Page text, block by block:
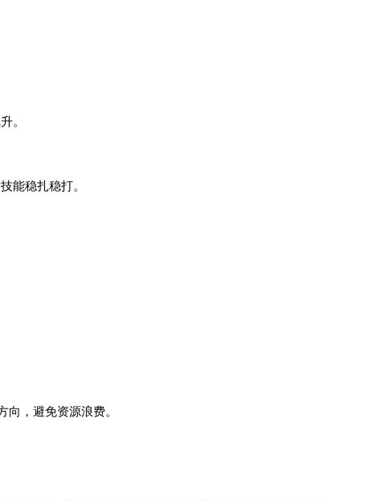
。
能稳扎稳打。
，避免资源浪费。